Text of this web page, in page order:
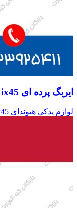
ایربگ پرده ای ix45
لوازم یدکی هیوندای ix45